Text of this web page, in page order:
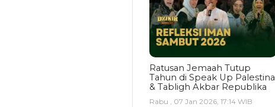
Ratusan Jemaah Tutup
Tahun di Speak Up Palestina
& Tabligh Akbar Republika
Rabu , 07 Jan 2026, 17:14 WIB